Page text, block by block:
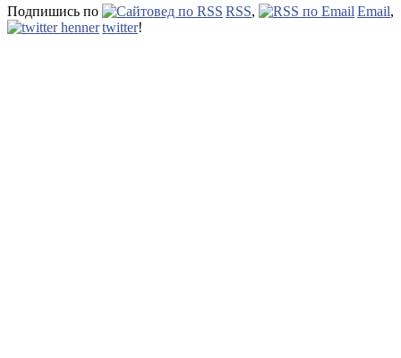
Подпишись по
RSS, Email,
twitter!